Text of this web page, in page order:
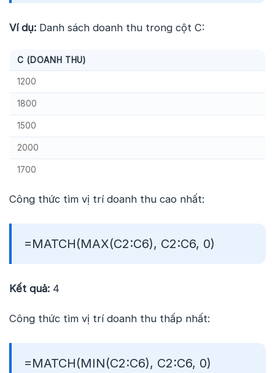
Ví dụ: Danh sách doanh thu trong cột C:
C (DOANH THU)
1200
1800
1500
2000
1700
Công thức tìm vị trí doanh thu cao nhất:
=MATCH(MAX(C2:C6), C2:C6, 0)
Kết quả: 4
Công thức tìm vị trí doanh thu thấp nhất:
=MATCH(MIN(C2:C6), C2:C6, 0)